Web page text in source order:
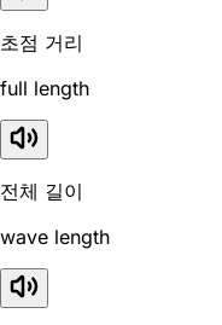
초점 거리
full length
전체 길이
wave length